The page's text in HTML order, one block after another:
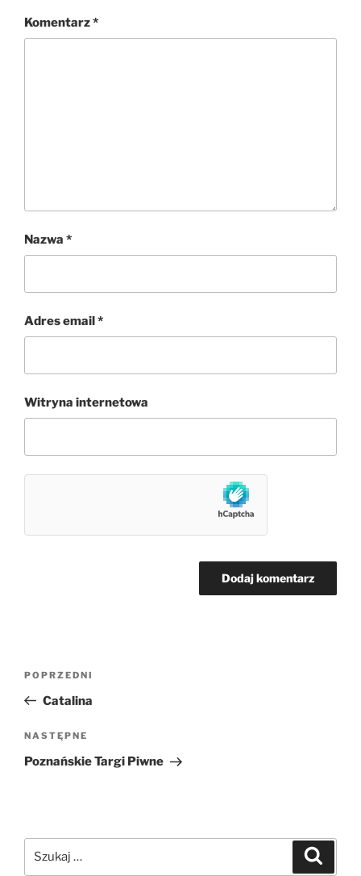
Komentarz*
Nazwa *
Adres email*
Witryna internetowa
Poprzedni
wpis
POPRZEDNI
Catalina
Następny
wpis
NASTĘPNE
Poznańskie Targi Piwne